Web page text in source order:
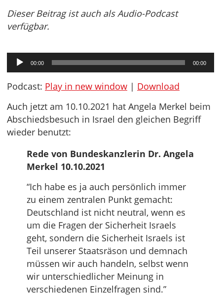
Dieser Beitrag ist auch als Audio-Podcast
verfügbar.
Audio-
Player
00:00 00:00
Podcast: Play in new window | Download
Auch jetzt am 10.10.2021 hat Angela Merkel beim
Abschiedsbesuch in Israel den gleichen Begriff
wieder benutzt:
Rede von Bundeskanzlerin Dr. Angela
Merkel 10.10.2021
“Ich habe es ja auch persönlich immer
zu einem zentralen Punkt gemacht:
Deutschland ist nicht neutral, wenn es
um die Fragen der Sicherheit Israels
geht, sondern die Sicherheit Israels ist
Teil unserer Staatsräson und demnach
müssen wir auch handeln, selbst wenn
wir unterschiedlicher Meinung in
verschiedenen Einzelfragen sind.”